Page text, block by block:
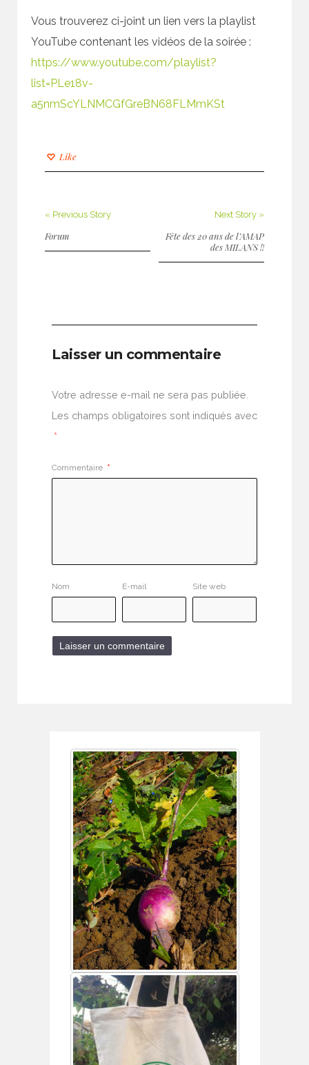
Vous trouverez ci-joint un lien vers la playlist
YouTube contenant les vidéos de la soirée :
https://www.youtube.com/playlist?
list=PLe18v-
a5nmScYLNMCGfGreBN68FLMmKSt
Like
« Previous Story
Forum
Next Story »
Fête des 20 ans de l’AMAP
des MILANS !!
Laisser un commentaire
Votre adresse e-mail ne sera pas publiée.
Les champs obligatoires sont indiqués avec
*
Commentaire *
Nom E-mail Site web